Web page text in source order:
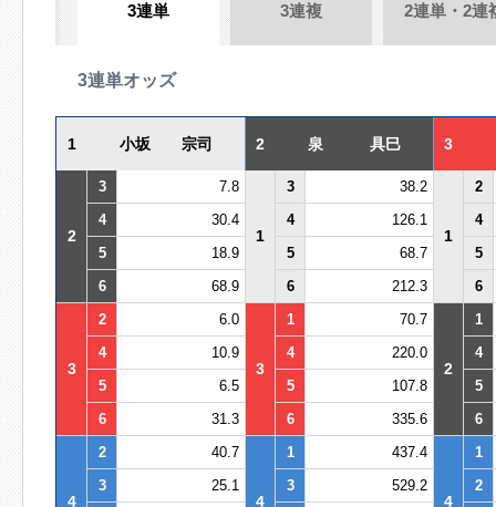
3連単 3連複 2連単・2連
3連単オッズ
1 小坂 宗司 2 泉 具巳 3
2
3 7.8
1
3 38.2
1
2
4
30.4 4 126.1
4
5
18.9 5 68.7
5
6
68.9 6 212.3 6
3
2 6.0
3
1 70.7
2
1
4
10.9 4 220.0
4
5
6.5 5 107.8
5
6
31.3 6 335.6 6
4
2 40.7
4
1 437.4
4
1
3
25.1 3 529.2
2